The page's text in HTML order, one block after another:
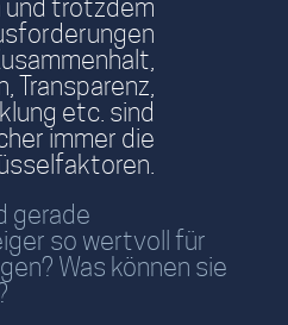
und trotzdem
Transparenz,
etc. sind
immer die
gerade
so wertvoll für
Was können sie